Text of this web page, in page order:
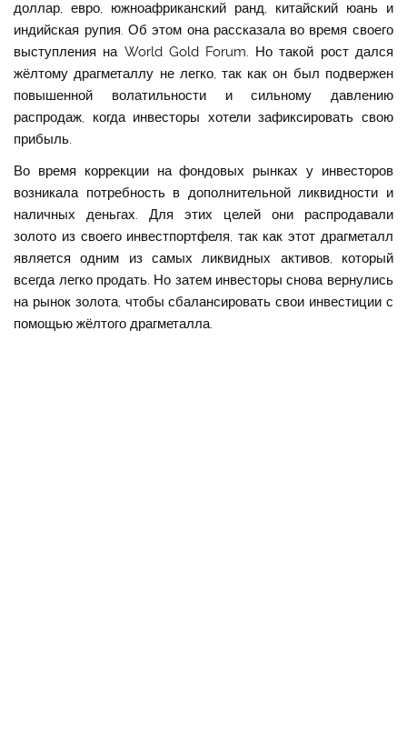
доллар, евро, южноафриканский ранд, китайский юань и
индийская рупия. Об этом она рассказала во время своего
выступления на World Gold Forum. Но такой рост дался
жёлтому драгметаллу не легко, так как он был подвержен
повышенной волатильности и сильному давлению
распродаж, когда инвесторы хотели зафиксировать свою
прибыль.
Во время коррекции на фондовых рынках у инвесторов
возникала потребность в дополнительной ликвидности и
наличных деньгах. Для этих целей они распродавали
золото из своего инвестпортфеля, так как этот драгметалл
является одним из самых ликвидных активов, который
всегда легко продать. Но затем инвесторы снова вернулись
на рынок золота, чтобы сбалансировать свои инвестиции с
помощью жёлтого драгметалла.